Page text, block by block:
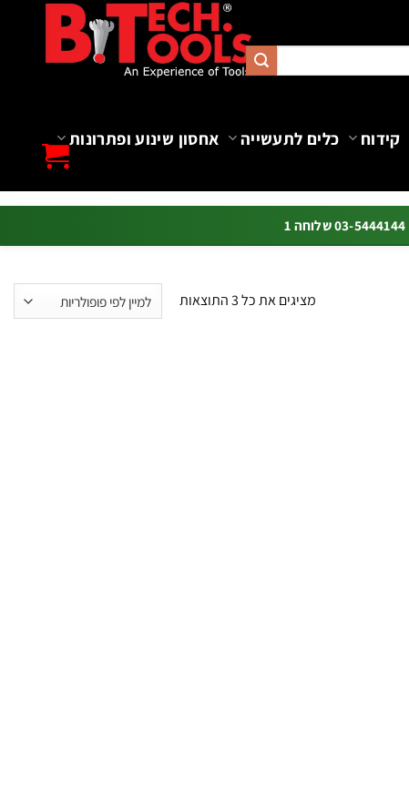
קידוח כלים לתעשייה
אחסון שינוע ופתרונות
מציגים את כל ⁦3⁩ התוצאות
ממוין
לפי